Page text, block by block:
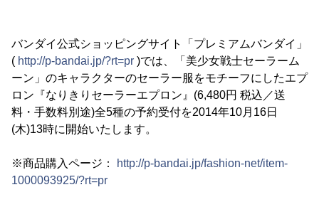
バンダイ公式ショッピングサイト「プレミアムバンダイ」
( http://p-bandai.jp/?rt=pr )では、「美少女戦士セーラーム
ーン」のキャラクターのセーラー服をモチーフにしたエプ
ロン『なりきりセーラーエプロン』(6,480円 税込／送
料・手数料別途)全5種の予約受付を2014年10月16日
(木)13時に開始いたします。
※商品購入ページ：
http://p-bandai.jp/fashion-net/item-
1000093925/?rt=pr